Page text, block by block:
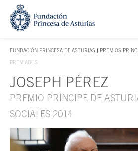
Saltar navegación. Ir directamente al
FUNDACIÓN PRINCESA DE ASTURIAS
TECLA DE ACCESO 1
PREMIOS
PREMIADOS
Contenido principal
JOSEPH PÉREZ
PREMIO PRÍNCIPE DE
SOCIALES 2014